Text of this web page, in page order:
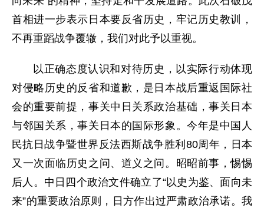
首相进一步表示日本要反省历史，牢记历史教训，
不再重蹈战争覆辙，我们对此予以重视。
以正确态度认识和对待历史，以实际行动体现
对侵略历史的反省和道歉，是日本战后重返国际社
会的重要前提，事关中日关系政治基础，事关日本
与邻国关系，事关日本的国际形象。今年是中国人
民抗日战争暨世界反法西斯战争胜利80周年，日本
又一次面临历史之问、道义之问。昭昭前事，惕惕
后人。中日四个政治文件确立了“以史为鉴、面向未
来”的重要政治原则，日方作出过严肃政治承诺。我